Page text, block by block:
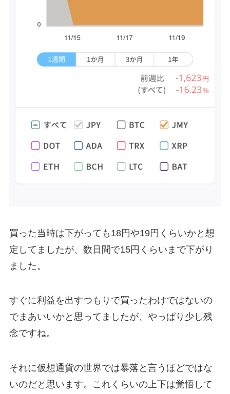
買った当時は下がっても18円や19円くらいかと想
定してましたが、数日間で15円くらいまで下がり
ました。
すぐに利益を出すつもりで買ったわけではないの
でまあいいかと思ってましたが、やっぱり少し残
念ですね。
それに仮想通貨の世界では暴落と言うほどではな
いのだと思います。これくらいの上下は覚悟して